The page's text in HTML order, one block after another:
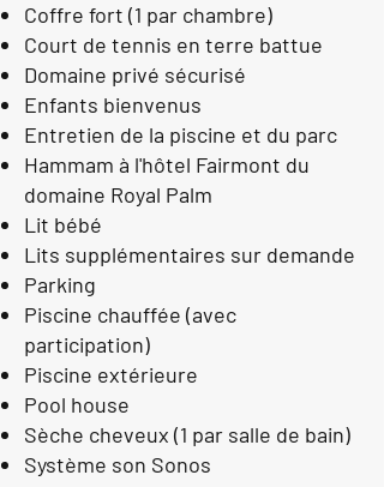
Coffre fort (1 par chambre)
Court de tennis en terre battue
Domaine privé sécurisé
Enfants bienvenus
Entretien de la piscine et du parc
Hammam à l'hôtel Fairmont du
domaine Royal Palm
Lit bébé
Lits supplémentaires sur demande
Parking
Piscine chauffée (avec
participation)
Piscine extérieure
Pool house
Sèche cheveux (1 par salle de bain)
Système son Sonos